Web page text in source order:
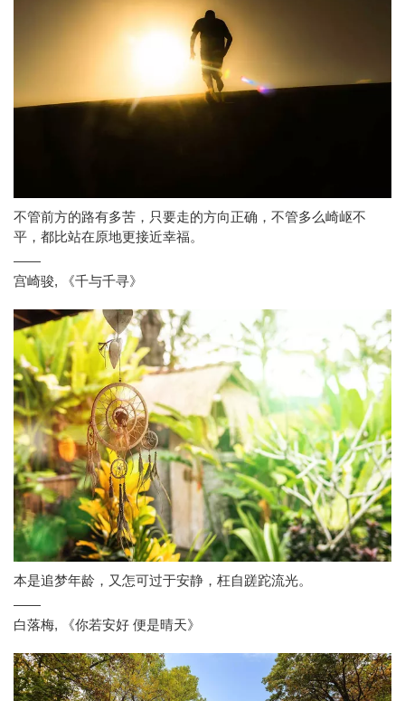
不管前方的路有多苦，只要走的方向正确，不管多么崎岖不
平，都比站在原地更接近幸福。
——
宫崎骏, 《千与千寻》
本是追梦年龄，又怎可过于安静，枉自蹉跎流光。
——
白落梅, 《你若安好 便是晴天》